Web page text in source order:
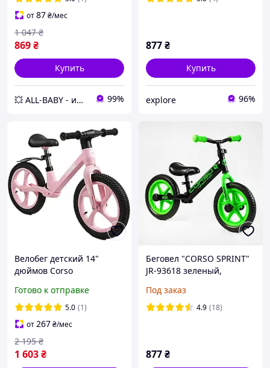
велобег
от87₴/мес
869₴
1 047 ₴
Купить
💥 ALL-BABY - интернет - магазин товаров для детей 99%
877₴
Купить
explore 96%
Велобег детский 14"
дюймов Corso
амортизатором,
нейлоновая вилка,
надувные колеса) S-96074
розовый
Готово к отправке
5.0 (1)
от267₴/мес
1 603₴
2 195 ₴
Беговел "CORSO SPRINT"
JR-93618 зеленый,
подставками для ног
Под заказ
4.9 (18)
877₴